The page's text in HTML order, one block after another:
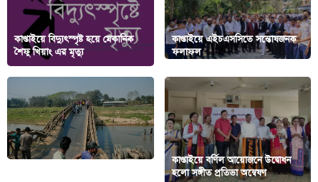
কাপ্তাইয়ে বিদ্যুৎস্পৃষ্ট হয়ে মেকানিক
শৈফু খিয়াং এর মৃত্যু
কাপ্তাইয়ে এইচএসসিতে সন্তোষজনক
ফলাফল
কাপ্তাইয়ে বর্ণিল আয়োজনে উদ্বোধন
হলো সঙ্গীত প্রতিভা অন্বেষণ